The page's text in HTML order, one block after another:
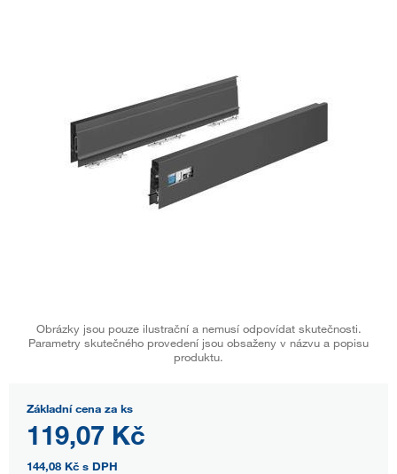
Obrázky jsou pouze ilustrační a nemusí odpovídat skutečnosti.
Parametry skutečného provedení jsou obsaženy v názvu a popisu
produktu.
Základní cena za ks
119,07 Kč
144,08 Kč s DPH